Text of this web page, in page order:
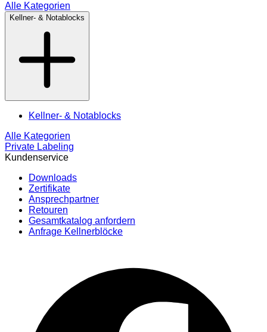
Alle Kategorien
Kellner- & Notablocks
Kellner- & Notablocks
Alle Kategorien
Private Labeling
Kundenservice
Downloads
Zertifikate
Ansprechpartner
Retouren
Gesamtkatalog anfordern
Anfrage Kellnerblöcke